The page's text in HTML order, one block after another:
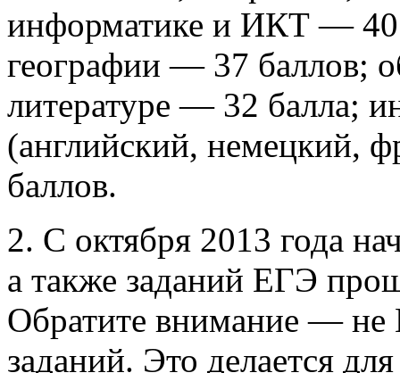
информатике и ИКТ — 40
географии — 37 баллов;
литературе — 32 балла;
(английский, немецкий,
баллов.
2. С октября 2013 года
а также заданий ЕГЭ
Обратите внимание —
заданий. Это делается